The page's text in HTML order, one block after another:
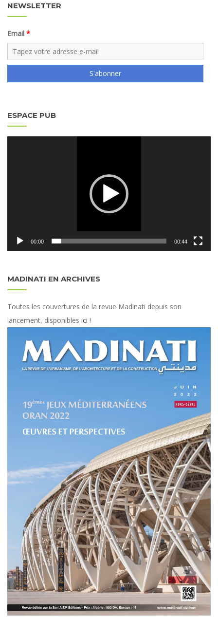
NEWSLETTER
Email
S'abonner
ESPACE PUB
00:00 00:44
MADINATI EN ARCHIVES
Toutes les couvertures de la revue Madinati depuis son
lancement, disponibles ici !